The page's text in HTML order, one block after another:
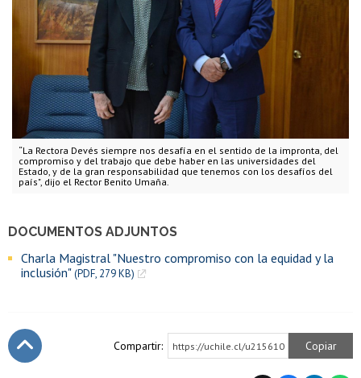
“La Rectora Devés siempre nos desafía en el sentido de la impronta, del
compromiso y del trabajo que debe haber en las universidades del
Estado, y de la gran responsabilidad que tenemos con los desafíos del
país", dijo el Rector Benito Umaña.
DOCUMENTOS ADJUNTOS
Charla Magistral "Nuestro compromiso con la equidad y la
inclusión"(PDF, 279 KB)
Compartir: https://uchile.cl/u215610 Copiar